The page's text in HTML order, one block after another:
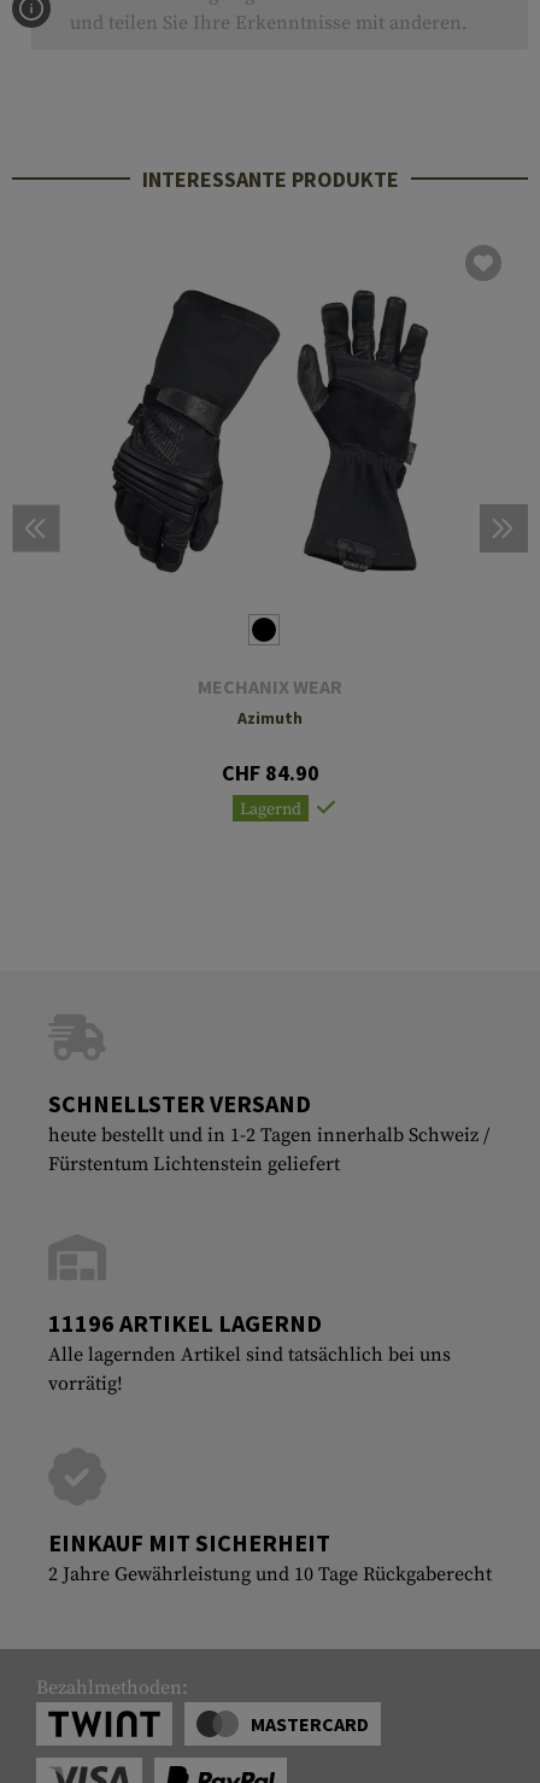
und teilen Sie Ihre Erkenntnisse mit anderen.
INTERESSANTE PRODUKTE
MECHANIX WEAR
Azimuth
CHF 84.90
Lagernd
SCHNELLSTER VERSAND
heute bestellt und in 1-2 Tagen innerhalb Schweiz /
Fürstentum Lichtenstein geliefert
11196 ARTIKEL LAGERND
Alle lagernden Artikel sind tatsächlich bei uns
vorrätig!
EINKAUF MIT SICHERHEIT
2 Jahre Gewährleistung und 10 Tage Rückgaberecht
Bezahlmethoden:
MASTERCARD